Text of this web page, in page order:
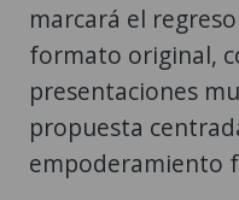
marcará el
formato original,
presentaciones
propuesta
empoderamiento